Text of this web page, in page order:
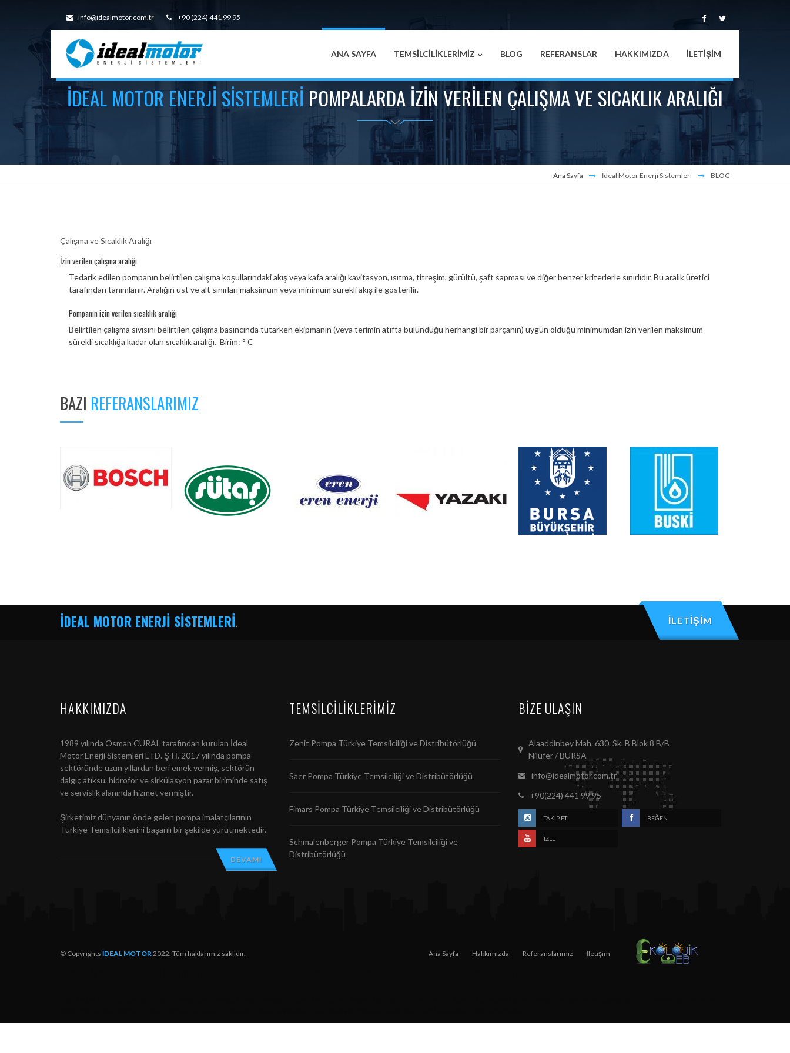
info@idealmotor.com.tr +90 (224) 441 99 95
ANA SAYFA TEMSİLCİLİKLERİMİZ BLOG REFERANSLAR HAKKIMIZDA İLETİŞİM
İDEAL MOTOR ENERJI SISTEMLERI POMPALARDA İZIN VERILEN ÇALIŞMA VE SICAKLIK ARALIĞI
Ana Sayfa İdeal Motor Enerji Sistemleri BLOG
Çalışma ve Sıcaklık Aralığı
İzin verilen çalışma aralığı
Tedarik edilen pompanın belirtilen çalışma koşullarındaki akış veya kafa aralığı kavitasyon, ısıtma, titreşim, gürültü, şaft sapması ve diğer benzer kriterlerle sınırlıdır.Bu aralık üretici
tarafından tanımlanır.Aralığın üst ve alt sınırları maksimum veya minimum sürekli akış ile gösterilir.
Pompanın izin verilen sıcaklık aralığı
Belirtilen çalışma sıvısını belirtilen çalışma basıncında tutarken ekipmanın (veya terimin atıfta bulunduğu herhangi bir parçanın) uygun olduğu minimumdan izin verilen maksimum
sürekli sıcaklığa kadar olan sıcaklık aralığı. Birim: ° C
BAZI REFERANSLARIMIZ
İDEAL MOTOR ENERJİ SİSTEMLERİ. İLETİŞİM
HAKKIMIZDA
1989 yılında Osman CURAL tarafından kurulan İdeal
Motor Enerji Sistemleri LTD. ŞTİ. 2017 yılında pompa
sektöründe uzun yıllardan beri emek vermiş, sektörün
dalgıç atıksu, hidrofor ve sirkülasyon pazar biriminde satış
ve servislik alanında hizmet vermiştir.
Şirketimiz dünyanın önde gelen pompa imalatçılarının
Türkiye Temsilciliklerini başarılı bir şekilde yürütmektedir.
DEVAMI
TEMSILCILIKLERIMIZ
Zenit Pompa Türkiye Temsilciliği ve Distribütörlüğü
Saer Pompa Türkiye Temsilciliği ve Distribütörlüğü
Fimars Pompa Türkiye Temsilciliği ve Distribütörlüğü
Schmalenberger Pompa Türkiye Temsilciliği ve
Distribütörlüğü
BIZE ULAŞIN
Alaaddinbey Mah. 630. Sk. B Blok 8 B/B
Nilüfer / BURSA
info@idealmotor.com.tr
+90(224) 441 99 95
TAKIP ET BEĞEN
İZLE
© Copyrights İDEAL MOTOR2022. Tüm haklarımız saklıdır. Ana Sayfa Hakkımızda Referanslarımız İletişim